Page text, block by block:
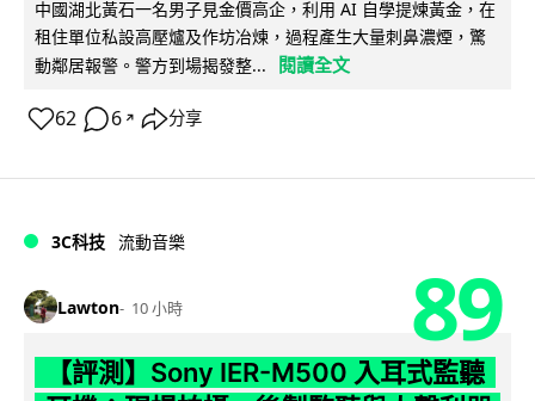
中國湖北黃石一名男子見金價高企，利用 AI 自學提煉黃金，在
租住單位私設高壓爐及作坊冶煉，過程產生大量刺鼻濃煙，驚
動鄰居報警。警方到場揭發整...
閱讀全文
62 6 ↗ 分享
3C科技 流動音樂
Lawton 10 小時 89
【評測】Sony IER-M500 入耳式監聽